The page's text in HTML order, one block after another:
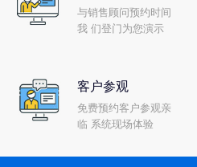
与销售顾问预约时间
我 们登门为您演示
客户参观
免费预约客户参观亲
临 系统现场体验